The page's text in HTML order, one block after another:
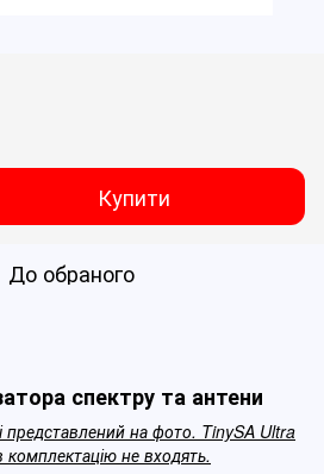
Купити
До обраного
спектру та антени
представлений на фото. TinySA Ultra
не входять.